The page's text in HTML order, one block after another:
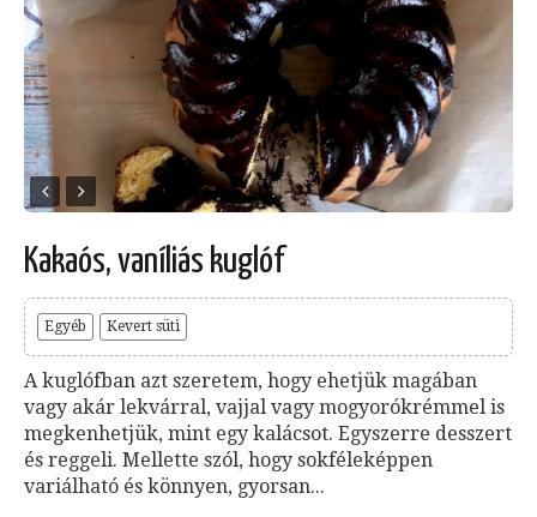
Kakaós, vaníliás kuglóf
Egyéb Kevert süti
A kuglófban azt szeretem, hogy ehetjük magában
vagy akár lekvárral, vajjal vagy mogyorókrémmel is
megkenhetjük, mint egy kalácsot. Egyszerre desszert
és reggeli. Mellette szól, hogy sokféleképpen
variálható és könnyen, gyorsan...